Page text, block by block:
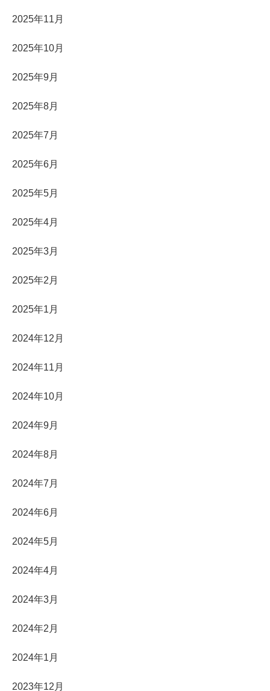
2025年11月
2025年10月
2025年9月
2025年8月
2025年7月
2025年6月
2025年5月
2025年4月
2025年3月
2025年2月
2025年1月
2024年12月
2024年11月
2024年10月
2024年9月
2024年8月
2024年7月
2024年6月
2024年5月
2024年4月
2024年3月
2024年2月
2024年1月
2023年12月